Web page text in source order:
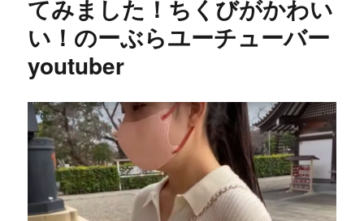
てみました！ちくびがかわい
い！のーぶらユーチューバー
youtuber